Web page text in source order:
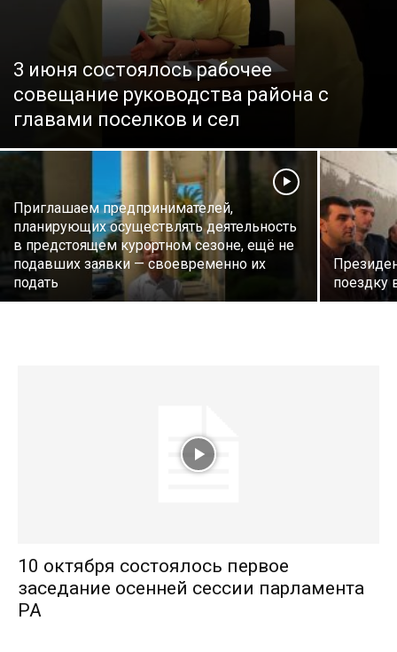
3 июня состоялось рабочее
совещание руководства района с
главами поселков и сел
Приглашаем предпринимателей,
планирующих осуществлять деятельность
в предстоящем курортном сезоне, ещё не
подавших заявки — своевременно их
подать
поездку
10 октября состоялось первое
заседание осенней сессии парламента
РА